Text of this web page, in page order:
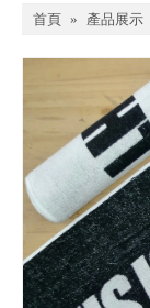
首頁 » 產品展示